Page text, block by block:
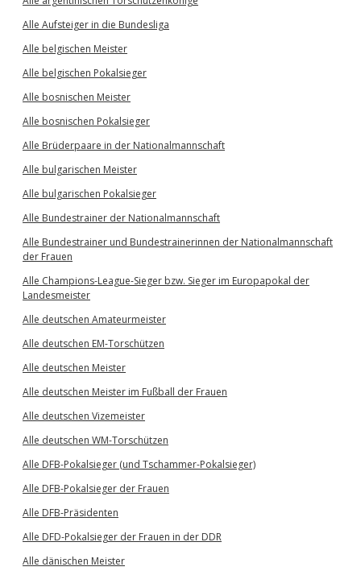
Alle Aufsteiger in die Bundesliga
Alle belgischen Meister
Alle belgischen Pokalsieger
Alle bosnischen Meister
Alle bosnischen Pokalsieger
Alle Brüderpaare in der Nationalmannschaft
Alle bulgarischen Meister
Alle bulgarischen Pokalsieger
Alle Bundestrainer der Nationalmannschaft
Alle Bundestrainer und Bundestrainerinnen der Nationalmannschaft
der Frauen
Alle Champions-League-Sieger bzw. Sieger im Europapokal der
Landesmeister
Alle deutschen Amateurmeister
Alle deutschen EM-Torschützen
Alle deutschen Meister
Alle deutschen Meister im Fußball der Frauen
Alle deutschen Vizemeister
Alle deutschen WM-Torschützen
Alle DFB-Pokalsieger (und Tschammer-Pokalsieger)
Alle DFB-Pokalsieger der Frauen
Alle DFB-Präsidenten
Alle DFD-Pokalsieger der Frauen in der DDR
Alle dänischen Meister